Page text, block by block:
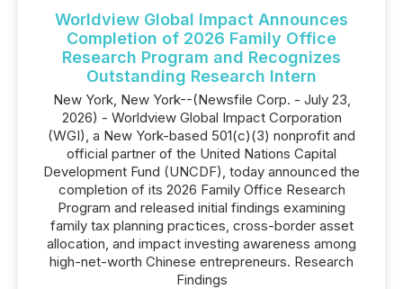
Worldview Global Impact Announces
Completion of 2026 Family Office
Research Program and Recognizes
Outstanding Research Intern
New York, New York--(Newsfile Corp. - July 23,
2026) - Worldview Global Impact Corporation
(WGI), a New York-based 501(c)(3) nonprofit and
official partner of the United Nations Capital
Development Fund (UNCDF), today announced the
completion of its 2026 Family Office Research
Program and released initial findings examining
family tax planning practices, cross-border asset
allocation, and impact investing awareness among
high-net-worth Chinese entrepreneurs. Research
Findings